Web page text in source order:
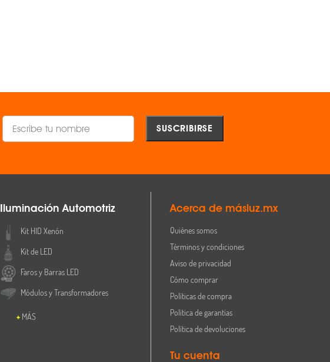
Iluminación Automotriz
Kit HID Xenón
Kit de LED
Faros y Barras LED
Módulos y Transformadores
MÁS
Acerca de másluz.mx
Quiénes somos
Términos y condiciones
Aviso de privacidad
Cómo comprar
Políticas de compra
Política de garantías
Política de devoluciones
Tu cuenta